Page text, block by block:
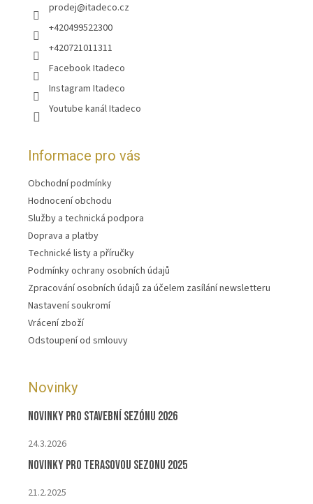
prodej@itadeco.cz
+420499522300
+420721011311
Facebook Itadeco
Instagram Itadeco
Youtube kanál Itadeco
Informace pro vás
Obchodní podmínky
Hodnocení obchodu
Služby a technická podpora
Doprava a platby
Technické listy a příručky
Podmínky ochrany osobních údajů
Zpracování osobních údajů za účelem zasílání newsletteru
Nastavení soukromí
Vrácení zboží
Odstoupení od smlouvy
Novinky
Novinky pro stavební sezónu 2026
24.3.2026
Novinky pro terasovou sezonu 2025
21.2.2025